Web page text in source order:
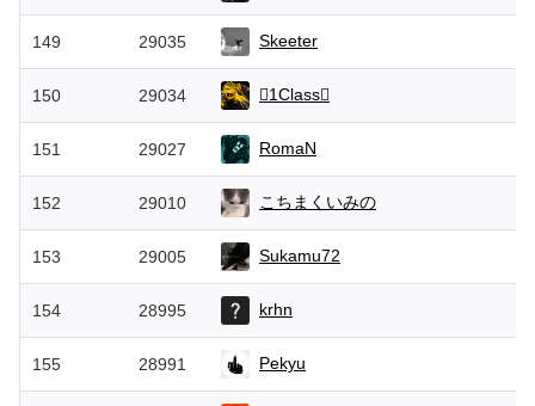
149 29035 Skeeter
150 29034 1Class
151 29027 RomaN
152 29010 こちまくいみの
153 29005 Sukamu72
154 28995 krhn
155 28991 Pekyu